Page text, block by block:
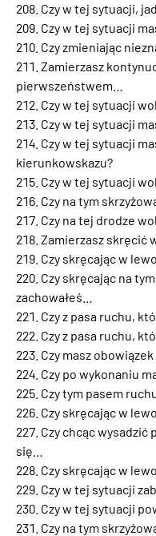
Czy w tej sytuacji,
Czy w tej sytuacji
Czy zmieniając
Zamierzasz
pierwszeństwem…
Czy w tej sytuacji
Czy w tej sytuacji
Czy w tej sytuacji
kierunkowskazu?
Czy w tej sytuacji
Czy na tym
Czy na tej drodze
Zamierzasz skręcić
Czy skręcając w
Czy skręcając na
zachowałeś…
Czy z pasa ruchu,
Czy z pasa ruchu,
Czy masz
Czy po wykonaniu
Czy tym pasem
Czy skręcając w
Czy chcąc wysadzić
się…
Czy skręcając w
Czy w tej sytuacji
Czy w tej sytuacji
Czy na tym